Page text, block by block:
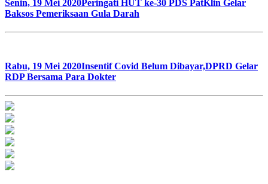
Senin, 19 Mei 2020Peringati HUT ke-30 PDS PatKlin Gelar
Baksos Pemeriksaan Gula Darah
Rabu, 19 Mei 2020Insentif Covid Belum Dibayar,DPRD Gelar
RDP Bersama Para Dokter